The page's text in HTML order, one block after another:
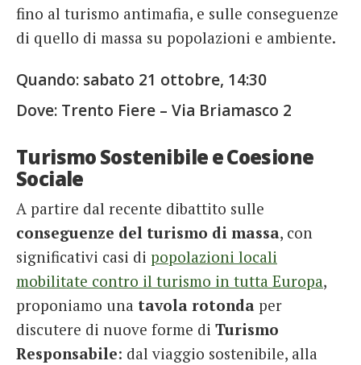
fino al turismo antimafia, e sulle conseguenze
di quello di massa su popolazioni e ambiente.
Quando: sabato 21 ottobre, 14:30
Dove: Trento Fiere – Via Briamasco 2
Turismo Sostenibile e Coesione
Sociale
A partire dal recente dibattito sulle
conseguenze del turismo di massa, con
significativi casi di popolazioni locali
mobilitate contro il turismo in tutta Europa,
proponiamo una tavola rotonda per
discutere di nuove forme di Turismo
Responsabile: dal viaggio sostenibile, alla